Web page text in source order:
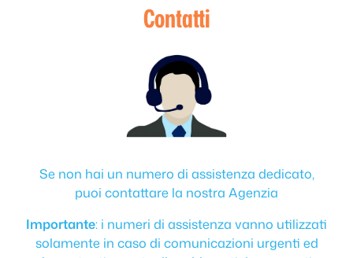
Contatti
Se non hai un numero di assistenza dedicato,
puoi contattare la nostra Agenzia
Importante: i numeri di assistenza vanno utilizzati
solamente in caso di comunicazioni urgenti ed